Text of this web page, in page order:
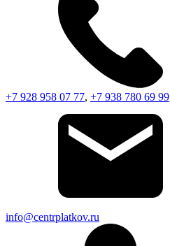
+7 928 958 07 77, +7 938 780 69 99
info@centrplatkov.ru